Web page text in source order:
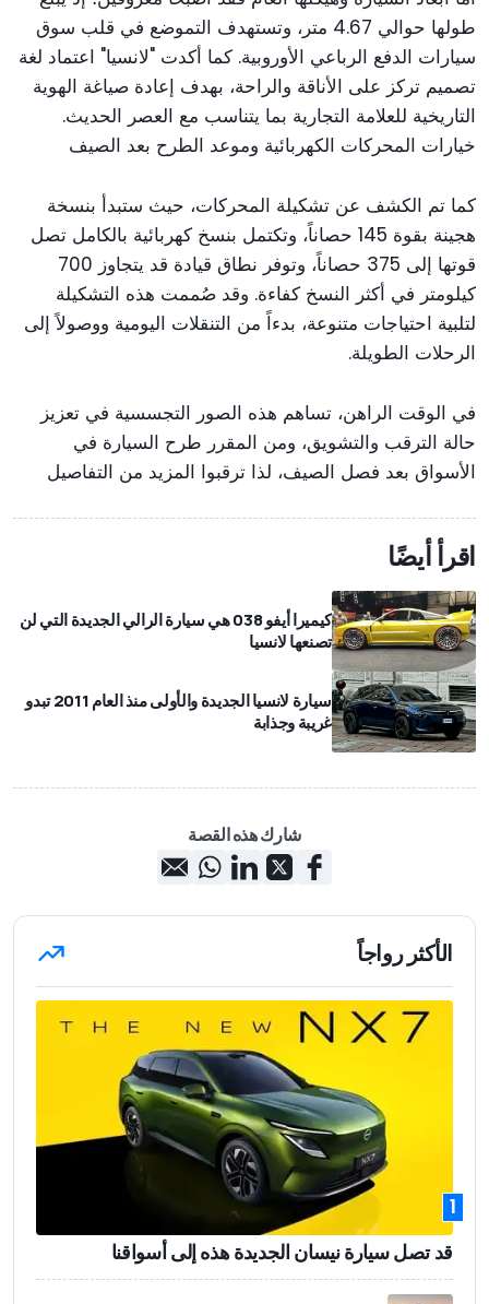
طولها حوالي 4.67 متر، وتستهدف التموضع في قلب سوق
سيارات الدفع الرباعي الأوروبية. كما أكدت "لانسيا" اعتماد لغة
تصميم تركز على الأناقة والراحة، بهدف إعادة صياغة الهوية
التاريخية للعلامة التجارية بما يتناسب مع العصر الحديث.
خيارات المحركات الكهربائية وموعد الطرح بعد الصيف
كما تم الكشف عن تشكيلة المحركات، حيث ستبدأ بنسخة
هجينة بقوة 145 حصاناً، وتكتمل بنسخ كهربائية بالكامل تصل
قوتها إلى 375 حصاناً، وتوفر نطاق قيادة قد يتجاوز 700
كيلومتر في أكثر النسخ كفاءة. وقد صُممت هذه التشكيلة
لتلبية احتياجات متنوعة، بدءاً من التنقلات اليومية ووصولاً إلى
الرحلات الطويلة.
في الوقت الراهن، تساهم هذه الصور التجسسية في تعزيز
حالة الترقب والتشويق، ومن المقرر طرح السيارة في
الأسواق بعد فصل الصيف، لذا ترقبوا المزيد من التفاصيل
اقرأ أيضًا
كيميرا أيفو 038 هي سيارة الرالي الجديدة التي لن
تصنعها لانسيا
سيارة لانسيا الجديدة والأولى منذ العام 2011 تبدو
غريبة وجذابة
شارك هذه القصة
الأكثر رواجاً
1
قد تصل سيارة نيسان الجديدة هذه إلى أسواقنا